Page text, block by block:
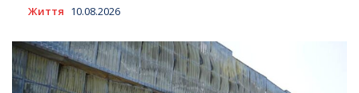
Життя 10.08.2026